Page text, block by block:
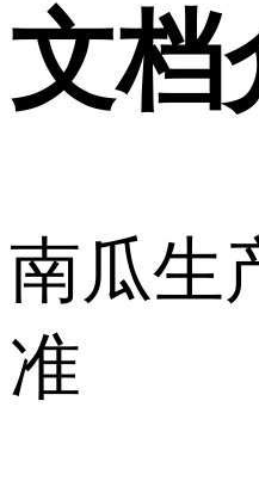
文档
南瓜生
准